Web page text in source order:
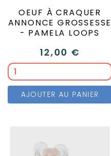
OEUF À CRAQUER
ANNONCE GROSSESSE
- PAMELA LOOPS
12,00 €
AJOUTER AU PANIER